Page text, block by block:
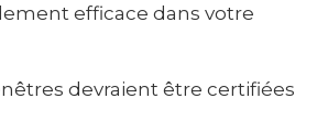
efficace dans votre
devraient être certifiées